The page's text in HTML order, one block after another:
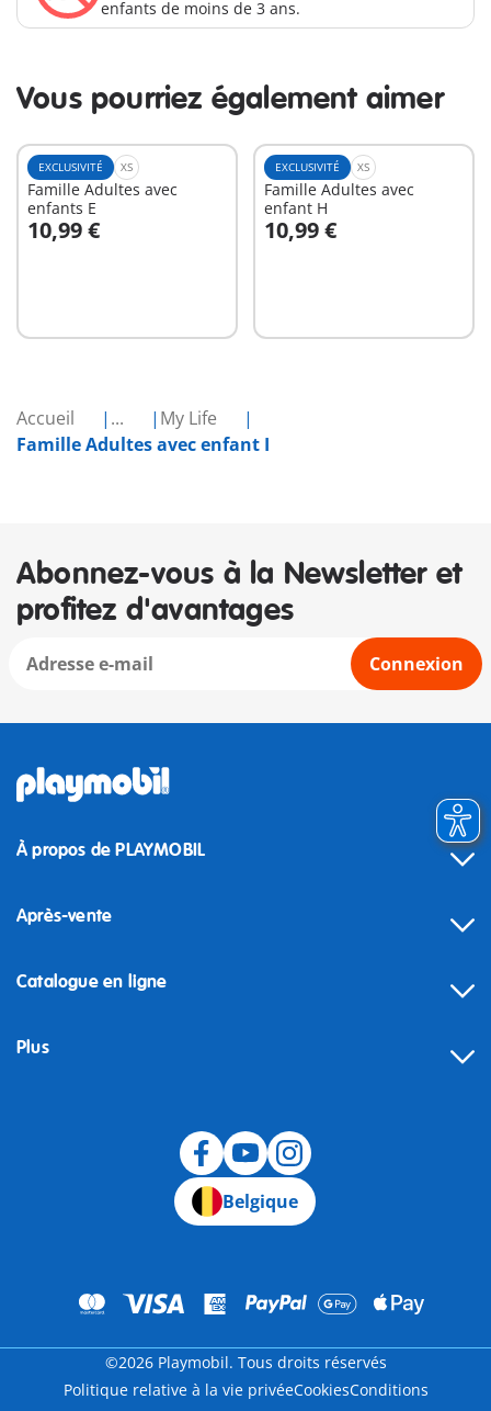
Accueil ...
My Life
Famille Adultes avec enfant I
enfants de moins de 3 ans.
Vous pourriez également aimer
EXCLUSIVITÉ XS
Famille Adultes avec
enfants E
10,99 €
Au panier
EXCLUSIVITÉ XS
Famille Adultes avec
enfant H
10,99 €
Au panier
Abonnez-vous à la Newsletter et
profitez d'avantages
Connexion
À propos de PLAYMOBIL
Après-vente
Catalogue en ligne
Plus
Belgique
©2026 Playmobil. Tous droits réservés
Politique relative à la vie privéeCookiesConditions